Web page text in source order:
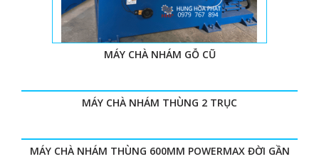
MÁY CHÀ NHÁM GỖ CŨ
MÁY CHÀ NHÁM THÙNG 2 TRỤC
MÁY CHÀ NHÁM THÙNG 600MM POWERMAX ĐỜI GẦN